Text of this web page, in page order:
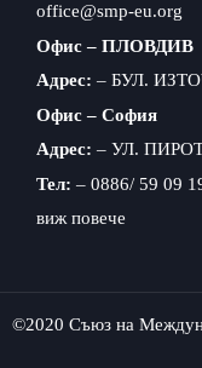
office@smp-eu.org
Офис – ПЛОВДИВ
Адрес: – БУЛ.
Офис – София
Адрес: – УЛ.
Тел: – 0886/ 59 09
виж повече
©2020 Съюз на